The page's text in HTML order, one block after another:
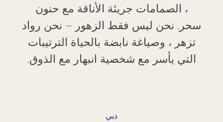
، الصمامات جريئة الأناقة مع حنون
سحر. نحن ليس فقط الزهور – نحن رواد
تزهر ، وصياغة نابضة بالحياة الترتيبات
التي يأسر مع شخصية انبهار مع الذوق.
دبي